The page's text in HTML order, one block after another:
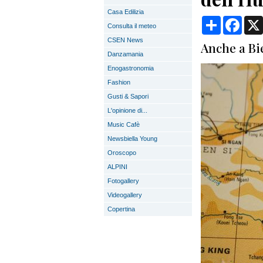
Casa Edilizia
Consulta il meteo
CSEN News
Danzamania
Enogastronomia
Fashion
Gusti & Sapori
L'opinione di...
Music Cafè
Newsbiella Young
Oroscopo
ALPINI
Fotogallery
Videogallery
Copertina
Condividi
Anche a